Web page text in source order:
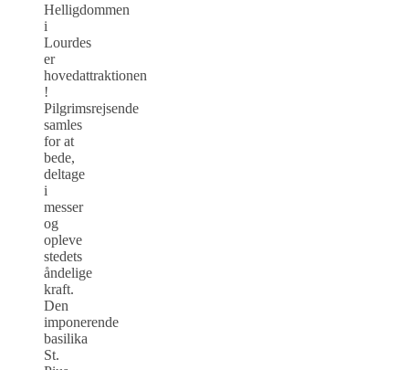
Helligdommen
i
Lourdes
er
hovedattraktionen
!
Pilgrimsrejsende
samles
for at
bede,
deltage
i
messer
og
opleve
stedets
åndelige
kraft.
Den
imponerende
basilika
St.